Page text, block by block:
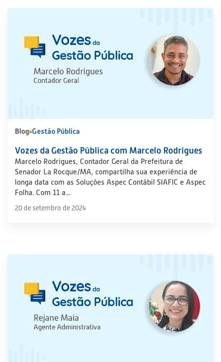
Blog Gestão Pública
Vozes da Gestão Pública com Marcelo Rodrigues
Marcelo Rodrigues, Contador Geral da Prefeitura de
Senador La Rocque/MA, compartilha sua experiência de
longa data com as Soluções Aspec Contábil SIAFIC e Aspec
Folha. Com 11 a...
20 de setembro de 2024